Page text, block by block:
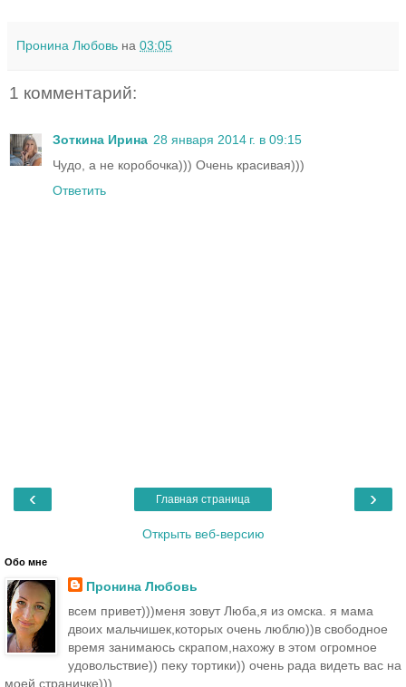
Пронина Любовь на 03:05
1 комментарий:
Зоткина Ирина 28 января 2014 г. в 09:15
Чудо, а не коробочка))) Очень красивая)))
Ответить
‹ ›
Главная страница
Открыть веб-версию
Обо мне
Пронина Любовь
всем привет)))меня зовут Люба,я из омска. я мама
двоих мальчишек,которых очень люблю))в свободное
время занимаюсь скрапом,нахожу в этом огромное
удовольствие)) пеку тортики)) очень рада видеть вас на
моей страничке)))